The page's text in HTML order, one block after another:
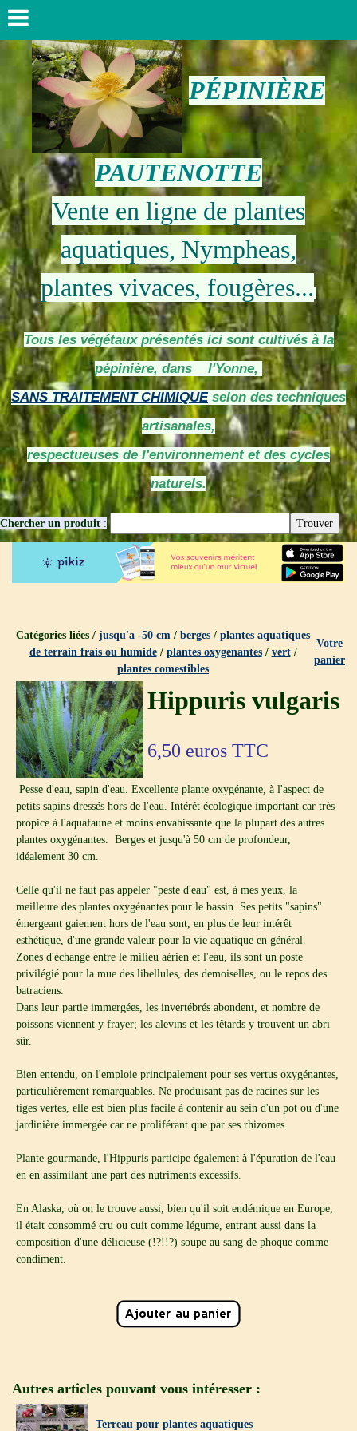
PÉPINIÈRE
PAUTENOTTE
Vente en ligne de plantes
aquatiques, Nympheas,
plantes vivaces, fougères...
Tous les végétaux présentés ici sont cultivés à la
pépinière, dans l'Yonne,
SANS TRAITEMENT CHIMIQUE selon des techniques
artisanales,
respectueuses de l'environnement et des cycles
naturels.
Chercher un produit :
Catégories liées / jusqu'a -50 cm / berges / plantes aquatiques
de terrain frais ou humide/ plantes oxygenantes/ vert/
plantes comestibles
Votre
panier
Hippuris vulgaris
6,50 euros TTC
Pesse d'eau, sapin d'eau. Excellente plante oxygénante, à l'aspect de
petits sapins dressés hors de l'eau. Intérêt écologique important car très
propice à l'aquafaune et moins envahissante que la plupart des autres
plantes oxygénantes. Berges et jusqu'à 50 cm de profondeur,
idéalement 30 cm.
Celle qu'il ne faut pas appeler "peste d'eau" est, à mes yeux, la
meilleure des plantes oxygénantes pour le bassin. Ses petits "sapins"
émergeant gaiement hors de l'eau sont, en plus de leur intérêt
esthétique, d'une grande valeur pour la vie aquatique en général.
Zones d'échange entre le milieu aérien et l'eau, ils sont un poste
privilégié pour la mue des libellules, des demoiselles, ou le repos des
batraciens.
Dans leur partie immergées, les invertébrés abondent, et nombre de
poissons viennent y frayer; les alevins et les têtards y trouvent un abri
sûr.
Bien entendu, on l'emploie principalement pour ses vertus oxygénantes,
particulièrement remarquables. Ne produisant pas de racines sur les
tiges vertes, elle est bien plus facile à contenir au sein d'un pot ou d'une
jardinière immergée car ne proliférant que par ses rhizomes.
Plante gourmande, l'Hippuris participe également à l'épuration de l'eau
en en assimilant une part des nutriments excessifs.
En Alaska, où on le trouve aussi, bien qu'il soit endémique en Europe,
il était consommé cru ou cuit comme légume, entrant aussi dans la
composition d'une délicieuse (!?!!?) soupe au sang de phoque comme
condiment.
Autres articles pouvant vous intéresser :
Terreau pour plantes aquatiques